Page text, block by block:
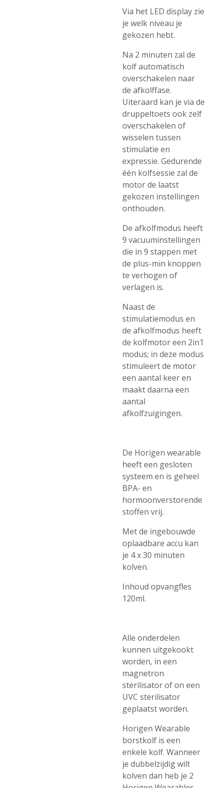
Via het LED display zie
je welk niveau je
gekozen hebt.
Na 2 minuten zal de
kolf automatisch
overschakelen naar
de afkolffase.
Uiteraard kan je via de
druppeltoets ook zelf
overschakelen of
wisselen tussen
stimulatie en
expressie. Gedurende
één kolfsessie zal de
motor de laatst
gekozen instellingen
onthouden.
De afkolfmodus heeft
9 vacuuminstellingen
die in 9 stappen met
de plus-min knoppen
te verhogen of
verlagen is.
Naast de
stimulatiemodus en
de afkolfmodus heeft
de kolfmotor een 2in1
modus; in deze modus
stimuleert de motor
een aantal keer en
maakt daarna een
aantal
afkolfzuigingen.
De Horigen wearable
heeft een gesloten
systeem en is geheel
BPA- en
hormoonverstorende
stoffen vrij.
Met de ingebouwde
oplaadbare accu kan
je 4 x 30 minuten
kolven.
Inhoud opvangfles
120ml.
Alle onderdelen
kunnen uitgekookt
worden, in een
magnetron
sterilisator of on een
UVC sterilisator
geplaatst worden.
Horigen Wearable
borstkolf is een
enkele kolf. Wanneer
je dubbelzijdig wilt
kolven dan heb je 2